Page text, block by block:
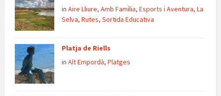
in Aire Lliure, Amb Família, Esports i Aventura, La
Selva, Rutes, Sortida Educativa
Platja de Riells
in Alt Empordà, Platges